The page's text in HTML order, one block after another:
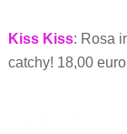
Kiss Kiss: Rosa
catchy! 18,00 euro